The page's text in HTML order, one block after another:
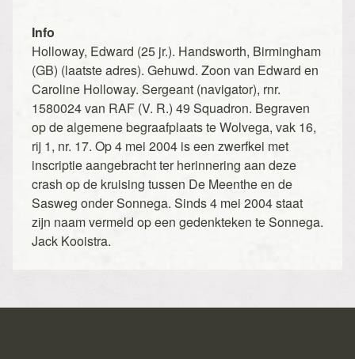
Info
Holloway, Edward (25 jr.). Handsworth, Birmingham
(GB) (laatste adres). Gehuwd. Zoon van Edward en
Caroline Holloway. Sergeant (navigator), rnr.
1580024 van RAF (V. R.) 49 Squadron. Begraven
op de algemene begraafplaats te Wolvega, vak 16,
rij 1, nr. 17. Op 4 mei 2004 is een zwerfkei met
inscriptie aangebracht ter herinnering aan deze
crash op de kruising tussen De Meenthe en de
Sasweg onder Sonnega. Sinds 4 mei 2004 staat
zijn naam vermeld op een gedenkteken te Sonnega.
Jack Kooistra.